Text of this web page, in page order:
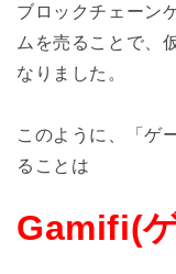
ブロックチェーン
ムを売ることで、
なりました。
このように、「ゲ
ることは
Gamifi(